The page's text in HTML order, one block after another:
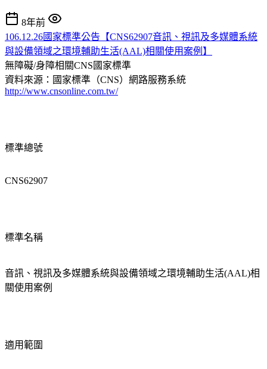
8年前
106.12.26國家標準公告【CNS62907音訊、視訊及多媒體系統
與設備領域之環境輔助生活(AAL)相關使用案例】
無障礙/身障相關CNS國家標準
資料來源：國家標準（CNS）網路服務系統
http://www.cnsonline.com.tw/
標準總號
CNS62907
標準名稱
音訊、視訊及多媒體系統與設備領域之環境輔助生活(AAL)相
關使用案例
適用範圍